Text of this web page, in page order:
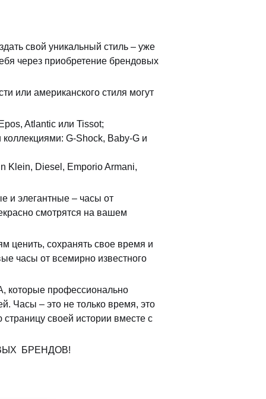
свой уникальный стиль – уже
через приобретение брендовых
или американского стиля могут
Atlantic или Tissot;
G-Shock, Baby-G и
Klein, Diesel, Emporio Armani,
и элегантные – часы от
смотрятся на вашем
ценить, сохранять свое время и
часы от всемирно известного
которые профессионально
Часы – это не только время, это
своей истории вместе с
БРЕНДОВ!